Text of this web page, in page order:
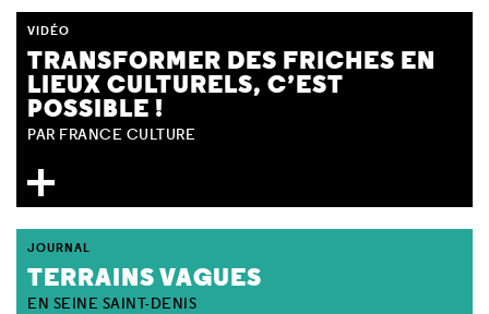
TRANSFORMER DES FRICHES EN
LIEUX CULTURELS, C’EST
POSSIBLE !
VIDÉO
PAR FRANCE CULTURE
TERRAINS VAGUES
JOURNAL
EN SEINE SAINT-DENIS